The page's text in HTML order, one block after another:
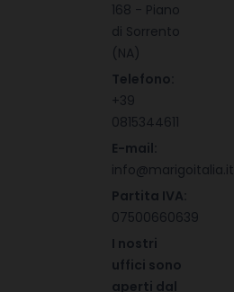
168 - Piano
di Sorrento
(NA)
Telefono:
+39
0815344611
E-mail:
info@marigoitalia.it
Partita IVA:
07500660639
I nostri
uffici sono
aperti dal